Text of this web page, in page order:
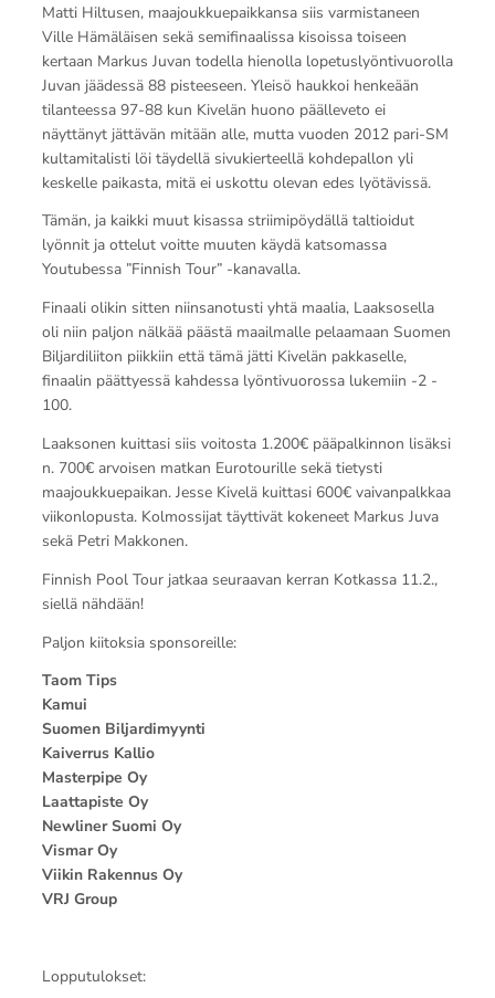
Matti Hiltusen, maajoukkuepaikkansa siis varmistaneen
Ville Hämäläisen sekä semifinaalissa kisoissa toiseen
kertaan Markus Juvan todella hienolla lopetuslyöntivuorolla
Juvan jäädessä 88 pisteeseen. Yleisö haukkoi henkeään
tilanteessa 97-88 kun Kivelän huono päälleveto ei
näyttänyt jättävän mitään alle, mutta vuoden 2012 pari-SM
kultamitalisti löi täydellä sivukierteellä kohdepallon yli
keskelle paikasta, mitä ei uskottu olevan edes lyötävissä.
Tämän, ja kaikki muut kisassa striimipöydällä taltioidut
lyönnit ja ottelut voitte muuten käydä katsomassa
Youtubessa ”Finnish Tour” -kanavalla.
Finaali olikin sitten niinsanotusti yhtä maalia, Laaksosella
oli niin paljon nälkää päästä maailmalle pelaamaan Suomen
Biljardiliiton piikkiin että tämä jätti Kivelän pakkaselle,
finaalin päättyessä kahdessa lyöntivuorossa lukemiin -2 -
100.
Laaksonen kuittasi siis voitosta 1.200€ pääpalkinnon lisäksi
n. 700€ arvoisen matkan Eurotourille sekä tietysti
maajoukkuepaikan. Jesse Kivelä kuittasi 600€ vaivanpalkkaa
viikonlopusta. Kolmossijat täyttivät kokeneet Markus Juva
sekä Petri Makkonen.
Finnish Pool Tour jatkaa seuraavan kerran Kotkassa 11.2.,
siellä nähdään!
Paljon kiitoksia sponsoreille:
Taom Tips
Kamui
Suomen Biljardimyynti
Kaiverrus Kallio
Masterpipe Oy
Laattapiste Oy
Newliner Suomi Oy
Vismar Oy
Viikin Rakennus Oy
VRJ Group
Lopputulokset: